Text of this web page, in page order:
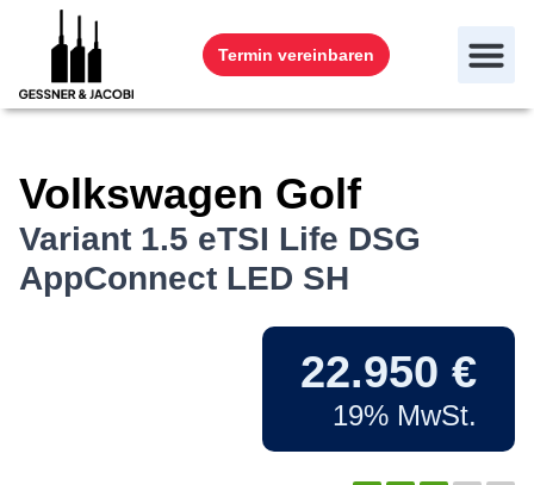
Termin vereinbaren
Volkswagen Golf
Variant 1.5 eTSI Life DSG
AppConnect LED SH
22.950 €
19% MwSt.